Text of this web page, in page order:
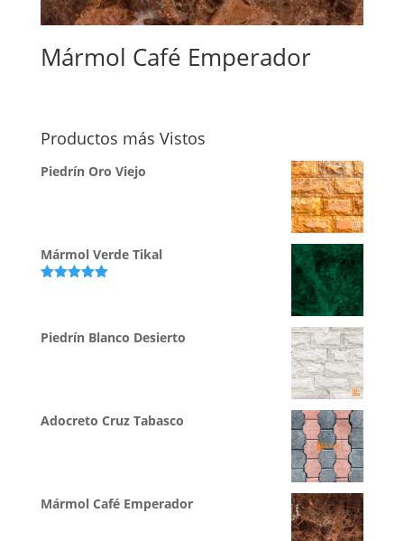
Mármol Café Emperador
Productos más Vistos
Piedrín Oro Viejo
Mármol Verde Tikal
Piedrín Blanco Desierto
Adocreto Cruz Tabasco
Mármol Café Emperador